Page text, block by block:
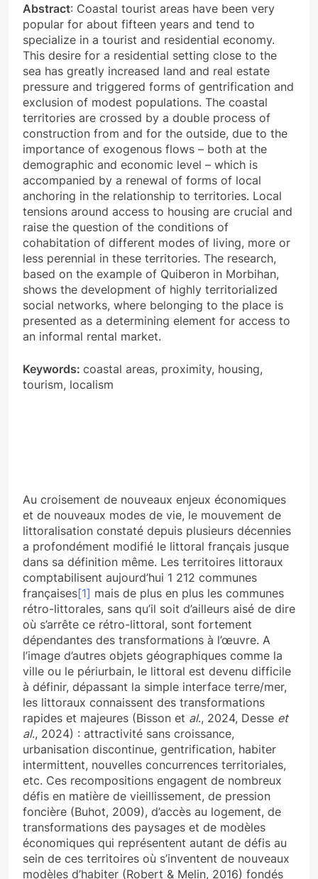
Abstract: Coastal tourist areas have been very
popular for about fifteen years and tend to
specialize in a tourist and residential economy.
This desire for a residential setting close to the
sea has greatly increased land and real estate
pressure and triggered forms of gentrification and
exclusion of modest populations. The coastal
territories are crossed by a double process of
construction from and for the outside, due to the
importance of exogenous flows – both at the
demographic and economic level – which is
accompanied by a renewal of forms of local
anchoring in the relationship to territories. Local
tensions around access to housing are crucial and
raise the question of the conditions of
cohabitation of different modes of living, more or
less perennial in these territories. The research,
based on the example of Quiberon in Morbihan,
shows the development of highly territorialized
social networks, where belonging to the place is
presented as a determining element for access to
an informal rental market.
Keywords: coastal areas, proximity, housing,
tourism, localism
Au croisement de nouveaux enjeux économiques
et de nouveaux modes de vie, le mouvement de
littoralisation constaté depuis plusieurs décennies
a profondément modifié le littoral français jusque
dans sa définition même. Les territoires littoraux
comptabilisent aujourd’hui 1 212 communes
françaises[1] mais de plus en plus les communes
rétro-littorales, sans qu’il soit d’ailleurs aisé de dire
où s’arrête ce rétro-littoral, sont fortement
dépendantes des transformations à l’œuvre. A
l’image d’autres objets géographiques comme la
ville ou le périurbain, le littoral est devenu difficile
à définir, dépassant la simple interface terre/mer,
les littoraux connaissent des transformations
rapides et majeures (Bisson et al., 2024, Desse et
al., 2024) : attractivité sans croissance,
urbanisation discontinue, gentrification, habiter
intermittent, nouvelles concurrences territoriales,
etc. Ces recompositions engagent de nombreux
défis en matière de vieillissement, de pression
foncière (Buhot, 2009), d’accès au logement, de
transformations des paysages et de modèles
économiques qui représentent autant de défis au
sein de ces territoires où s’inventent de nouveaux
modèles d’habiter (Robert & Melin, 2016) fondés